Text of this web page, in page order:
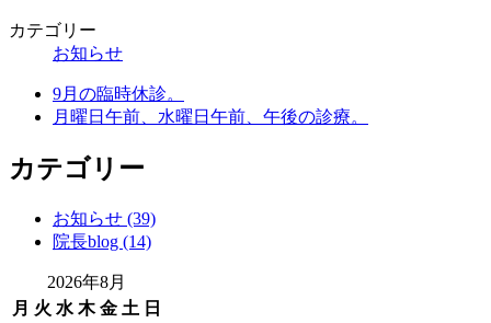
カテゴリー
お知らせ
9月の臨時休診。
月曜日午前、水曜日午前、午後の診療。
カテゴリー
お知らせ (39)
院長blog (14)
2026年8月
月 火 水 木 金 土 日